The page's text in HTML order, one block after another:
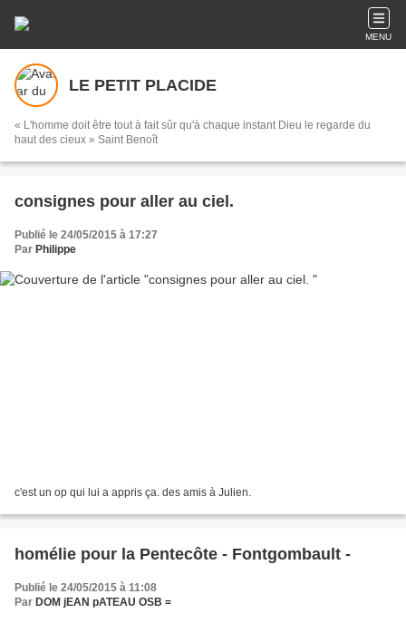
MENU
LE PETIT PLACIDE
« L'homme doit être tout à fait sûr qu'à chaque instant Dieu le regarde du
haut des cieux » Saint Benoît
consignes pour aller au ciel.
Publié le 24/05/2015 à 17:27
Par Philippe
c'est un op qui lui a appris ça. des amis à Julien.
homélie pour la Pentecôte - Fontgombault -
Publié le 24/05/2015 à 11:08
Par DOM jEAN pATEAU OSB =